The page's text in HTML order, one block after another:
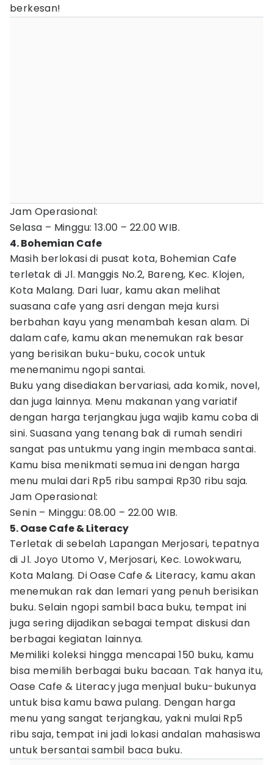
berkesan!
Jam Operasional:
Selasa – Minggu: 13.00 – 22.00 WIB.
4. Bohemian Cafe
Masih berlokasi di pusat kota, Bohemian Cafe
terletak di Jl. Manggis No.2, Bareng, Kec. Klojen,
Kota Malang. Dari luar, kamu akan melihat
suasana cafe yang asri dengan meja kursi
berbahan kayu yang menambah kesan alam. Di
dalam cafe, kamu akan menemukan rak besar
yang berisikan buku-buku, cocok untuk
menemanimu ngopi santai.
Buku yang disediakan bervariasi, ada komik, novel,
dan juga lainnya. Menu makanan yang variatif
dengan harga terjangkau juga wajib kamu coba di
sini. Suasana yang tenang bak di rumah sendiri
sangat pas untukmu yang ingin membaca santai.
Kamu bisa menikmati semua ini dengan harga
menu mulai dari Rp5 ribu sampai Rp30 ribu saja.
Jam Operasional:
Senin – Minggu: 08.00 – 22.00 WIB.
5. Oase Cafe & Literacy
Terletak di sebelah Lapangan Merjosari, tepatnya
di Jl. Joyo Utomo V, Merjosari, Kec. Lowokwaru,
Kota Malang. Di Oase Cafe & Literacy, kamu akan
menemukan rak dan lemari yang penuh berisikan
buku. Selain ngopi sambil baca buku, tempat ini
juga sering dijadikan sebagai tempat diskusi dan
berbagai kegiatan lainnya.
Memiliki koleksi hingga mencapai 150 buku, kamu
bisa memilih berbagai buku bacaan. Tak hanya itu,
Oase Cafe & Literacy juga menjual buku-bukunya
untuk bisa kamu bawa pulang. Dengan harga
menu yang sangat terjangkau, yakni mulai Rp5
ribu saja, tempat ini jadi lokasi andalan mahasiswa
untuk bersantai sambil baca buku.